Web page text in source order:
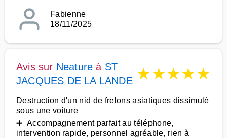
Fabienne
18/11/2025
Avis sur Neature à ST
JACQUES DE LA LANDE ★★★★★
Destruction d'un nid de frelons asiatiques dissimulé
sous une voiture
➕ Accompagnement parfait au téléphone,
intervention rapide, personnel agréable, rien à